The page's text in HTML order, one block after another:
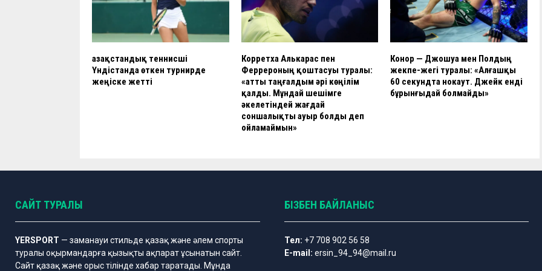
Қазақстандық теннисші
Үндістанда өткен турнирде
жеңіске жетті
Корретха Алькарас пен
Феррероның қоштасуы туралы:
«Қатты таңғалдым әрі көңілім
қалды. Мұндай шешімге
әкелетіндей жағдай
соншалықты ауыр болды деп
ойламаймын»
Конор — Джошуа мен Полдың
жекпе-жегі туралы: «Алғашқы
60 секундта нокаут. Джейк енді
бұрынғыдай болмайды»
САЙТ ТУРАЛЫ
YERSPORT — заманауи стильде қазақ және әлем спорты
туралы оқырмандарға қызықты ақпарат ұсынатын сайт.
Сайт қазақ және орыс тілінде хабар таратады. Мұнда
БІЗБЕН БАЙЛАНЫС
Тел: +7 708 902 56 58
E-mail: ersin_94_94@mail.ru